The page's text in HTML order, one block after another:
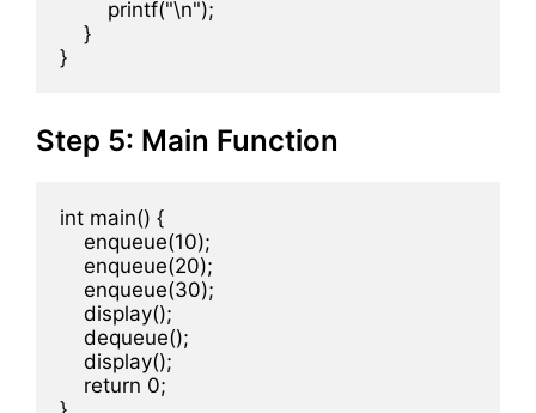
        printf("\n");
    }
Step 5: Main Function
int main() {
    enqueue(10);
    enqueue(20);
    enqueue(30);
    display();
    dequeue();
    display();
    return 0;